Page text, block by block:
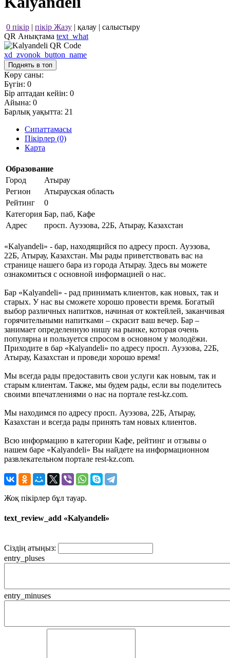
0 пікір | пікір Жазу | қалау | салыстыру
QR Анықтама text_what
xd_zvonok_button_name
Поднять в топ
Көру саны:
Бүгін: 0
Бір аптадан кейін: 0
Айына: 0
Барлық уақытта: 21
Сипаттамасы
Пікірлер (0)
Карта
Образование
Город
Атырау
Регион
Атырауская область
Рейтинг
0
Категория Бар, паб, Кафе
Адрес
просп. Ауэзова, 22Б, Атырау, Казахстан
«Kalyandeli» - бар, находящийся по адресу просп. Ауэзова,
22Б, Атырау, Казахстан. Мы рады приветствовать вас на
странице нашего бара из города Атырау. Здесь вы можете
ознакомиться с основной информацией о нас.
Бар «Kalyandeli» - рад принимать клиентов, как новых, так и
старых. У нас вы сможете хорошо провести время. Богатый
выбор различных напитков, начиная от коктейлей, заканчивая
горячительными напитками – скрасит ваш вечер. Бар –
занимает определенную нишу на рынке, которая очень
популярна и пользуется спросом в основном у молодёжи.
Приходите в бар «Kalyandeli» по адресу просп. Ауэзова, 22Б,
Атырау, Казахстан и проведи хорошо время!
Мы всегда рады предоставить свои услуги как новым, так и
старым клиентам. Также, мы будем рады, если вы поделитесь
своими впечатлениями о нас на портале rest-kz.com.
Мы находимся по адресу просп. Ауэзова, 22Б, Атырау,
Казахстан и всегда рады принять там новых клиентов.
Всю информацию в категории Кафе, рейтинг и отзывы о
нашем баре «Kalyandeli» Вы найдете на информационном
развлекательном портале rest-kz.com.
Жоқ пікірлер бұл тауар.
text_review_add «Kalyandeli»
Сіздің атыңыз:
entry_pluses
entry_minuses